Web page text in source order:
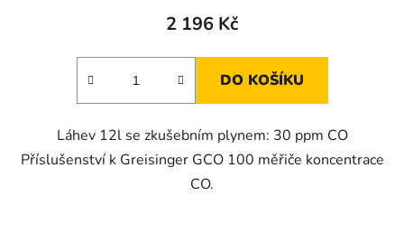
2 196 Kč
DO KOŠÍKU
Láhev 12l se zkušebním plynem: 30 ppm CO
Příslušenství k Greisinger GCO 100 měřiče koncentrace
CO.